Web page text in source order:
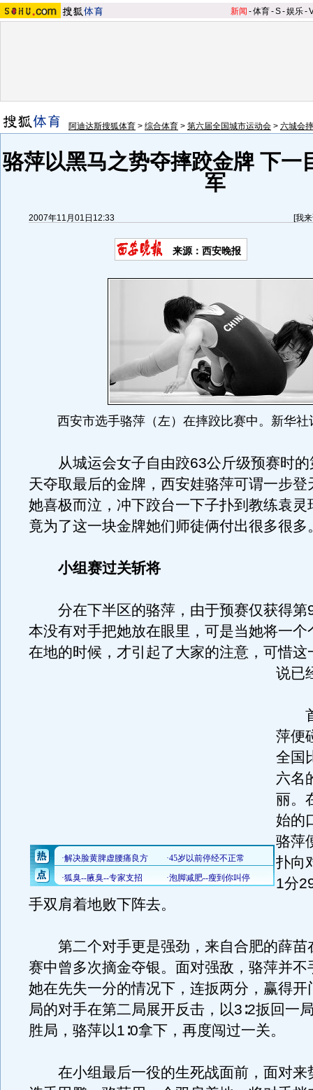
新闻 -体育-S-娱乐-
阿迪达斯搜狐体育 > 综合体育 > 第六届全国城市运动会 > 六城会
骆萍以黑马之势夺摔跤金牌 下一
军
2007年11月01日12:33 [我
来源：西安晚报
西安市选手骆萍（左）在摔跤比赛中。新华社
从城运会女子自由跤63公斤级预赛时的
天夺取最后的金牌，西安娃骆萍可谓一步登
她喜极而泣，冲下跤台一下子扑到教练袁灵
竟为了这一块金牌她们师徒俩付出很多很多
小组赛过关斩将
分在下半区的骆萍，由于预赛仅获得第
本没有对手把她放在眼里，可是当她将一个
在地的时候，才引起了大家的注意，可惜这
说已
首
萍便
全国
六名
丽。
始的
骆萍
扑向
1分
手双肩着地败下阵去。
第二个对手更是强劲，来自合肥的薛苗
赛中曾多次摘金夺银。面对强敌，骆萍并不
她在先失一分的情况下，连扳两分，赢得开
局的对手在第二局展开反击，以3∶2扳回一
胜局，骆萍以1∶0拿下，再度闯过一关。
在小组最后一役的生死战面前，面对来